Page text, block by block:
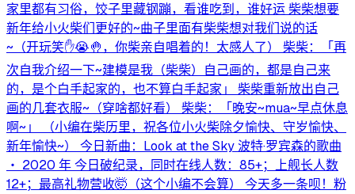
家里都有习俗，饺子里藏钢蹦，看谁吃到，谁好运 柴柴想要
新年给小火柴们更好的~曲子里面有柴柴想对我们说的话
~（开玩笑✋😭🤚，你柴亲自唱着的！太感人了） 柴柴：「再
次自我介绍一下~建模是我（柴柴）自己画的，都是自己来
的，是个白手起家的，也不算白手起家」 柴柴重新放出自己
画的几套衣服~（穿啥都好看） 柴柴：「晚安~mua~早点休息
啊~」 （小编在柴历里，祝各位小火柴除夕愉快、守岁愉快、
新年愉快~） 今日新曲：Look at the Sky 波特·罗宾森的歌曲
‧ 2020 年 今日破纪录，同时在线人数：85+；上舰长人数
12+；最高礼物营收🤯（这个小编不会算） 今天多一条呗！粉